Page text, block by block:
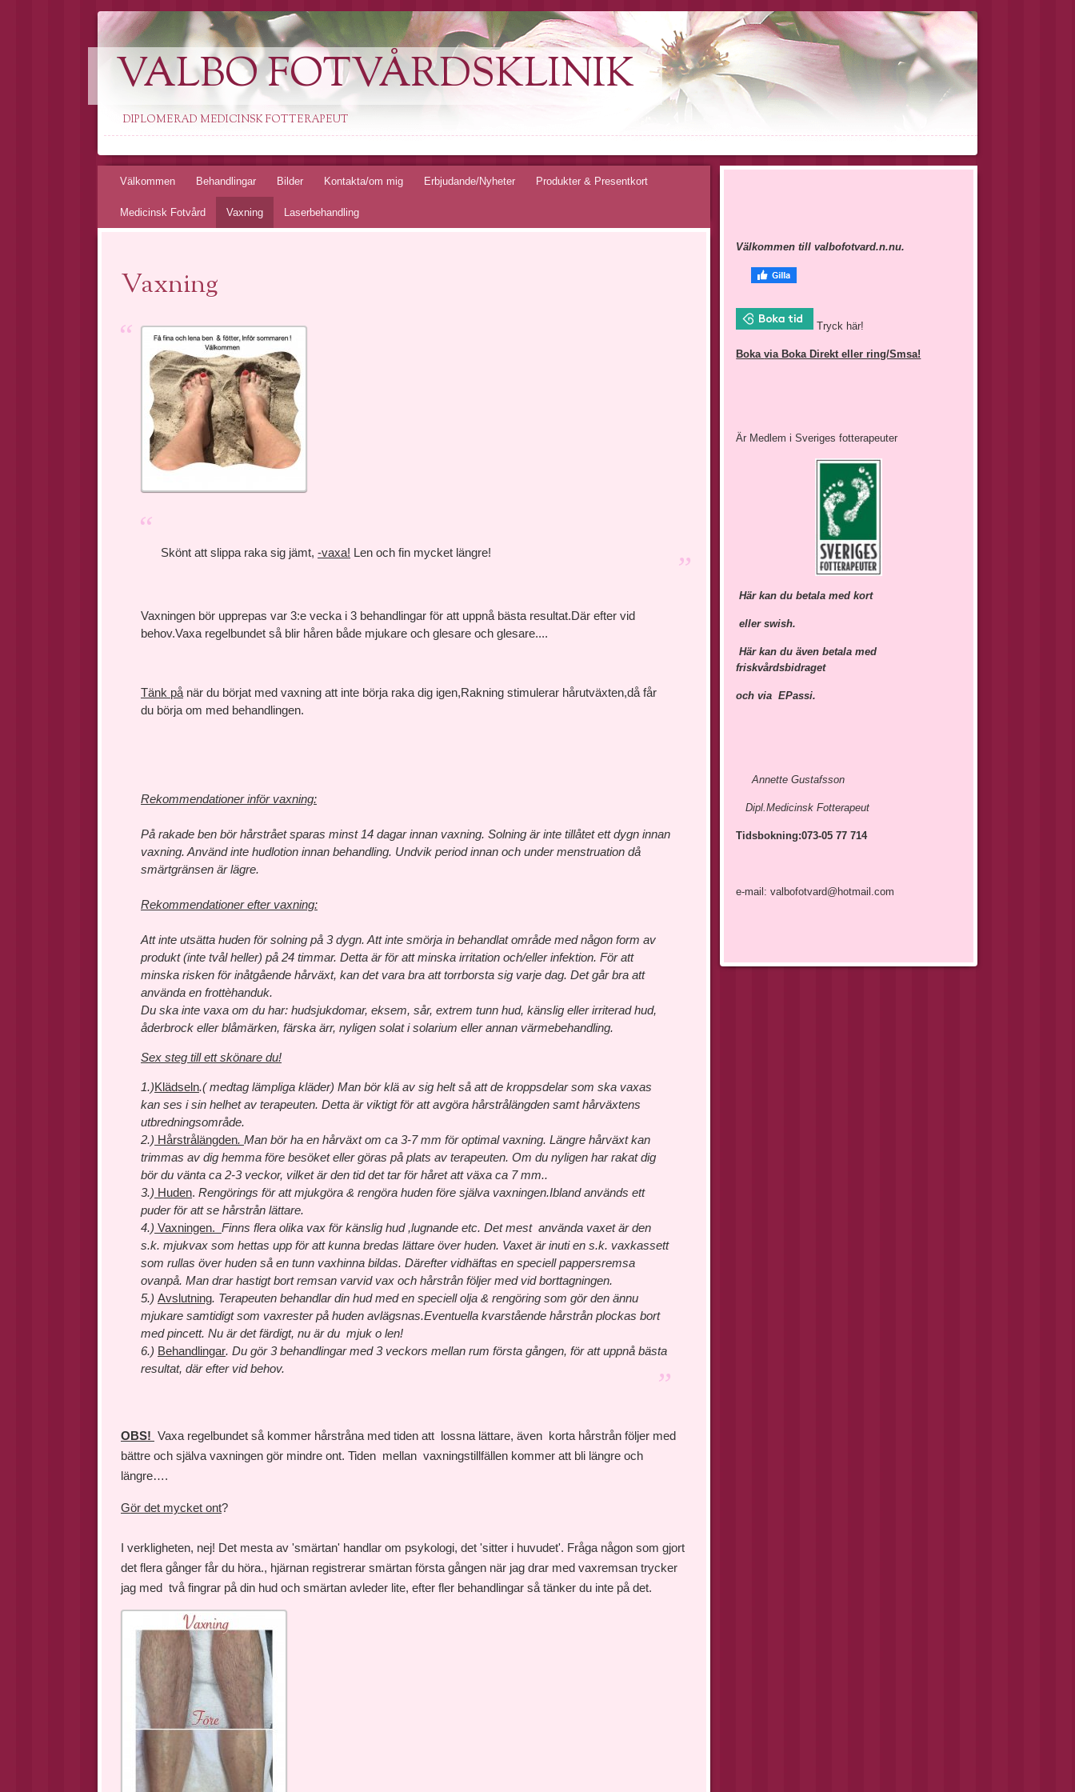
VALBO FOTVÅRDSKLINIK
DIPLOMERAD MEDICINSK FOTTERAPEUT
Välkommen Behandlingar Bilder Kontakta/om mig Erbjudande/Nyheter Produkter & Presentkort
Medicinsk Fotvård Vaxning Laserbehandling
Vaxning
Skönt att slippa raka sig jämt, -vaxa! Len och fin mycket längre!
Vaxningen bör upprepas var 3:e vecka i 3 behandlingar för att uppnå bästa resultat.Där efter vid
behov.Vaxa regelbundet så blir håren både mjukare och glesare och glesare....
Tänk på när du börjat med vaxning att inte börja raka dig igen,Rakning stimulerar hårutväxten,då får
du börja om med behandlingen.
Rekommendationer inför vaxning:
På rakade ben bör hårstrået sparas minst 14 dagar innan vaxning. Solning är inte tillåtet ett dygn innan
vaxning. Använd inte hudlotion innan behandling. Undvik period innan och under menstruation då
smärtgränsen är lägre.
Rekommendationer efter vaxning:
Att inte utsätta huden för solning på 3 dygn. Att inte smörja in behandlat område med någon form av
produkt (inte tvål heller) på 24 timmar. Detta är för att minska irritation och/eller infektion. För att
minska risken för inåtgående hårväxt, kan det vara bra att torrborsta sig varje dag. Det går bra att
använda en frottèhanduk.
Du ska inte vaxa om du har: hudsjukdomar, eksem, sår, extrem tunn hud, känslig eller irriterad hud,
åderbrock eller blåmärken, färska ärr, nyligen solat i solarium eller annan värmebehandling.
Sex steg till ett skönare du!
1.)Klädseln.( medtag lämpliga kläder) Man bör klä av sig helt så att de kroppsdelar som ska vaxas
kan ses i sin helhet av terapeuten. Detta är viktigt för att avgöra hårstrålängden samt hårväxtens
utbredningsområde.
2.) Hårstrålängden. Man bör ha en hårväxt om ca 3-7 mm för optimal vaxning. Längre hårväxt kan
trimmas av dig hemma före besöket eller göras på plats av terapeuten. Om du nyligen har rakat dig
bör du vänta ca 2-3 veckor, vilket är den tid det tar för håret att växa ca 7 mm..
3.) Huden. Rengörings för att mjukgöra & rengöra huden före själva vaxningen.Ibland används ett
puder för att se hårstrån lättare.
4.) Vaxningen. Finns flera olika vax för känslig hud ,lugnande etc. Det mest använda vaxet är den
s.k. mjukvax som hettas upp för att kunna bredas lättare över huden. Vaxet är inuti en s.k. vaxkassett
som rullas över huden så en tunn vaxhinna bildas. Därefter vidhäftas en speciell pappersremsa
ovanpå. Man drar hastigt bort remsan varvid vax och hårstrån följer med vid borttagningen.
5.) Avslutning. Terapeuten behandlar din hud med en speciell olja & rengöring som gör den ännu
mjukare samtidigt som vaxrester på huden avlägsnas.Eventuella kvarstående hårstrån plockas bort
med pincett. Nu är det färdigt, nu är du mjuk o len!
6.) Behandlingar. Du gör 3 behandlingar med 3 veckors mellan rum första gången, för att uppnå bästa
resultat, där efter vid behov.
OBS! Vaxa regelbundet så kommer hårstråna med tiden att lossna lättare, även korta hårstrån följer med
bättre och själva vaxningen gör mindre ont. Tiden mellan vaxningstillfällen kommer att bli längre och
längre….
Gör det mycket ont?
I verkligheten, nej! Det mesta av 'smärtan' handlar om psykologi, det 'sitter i huvudet'. Fråga någon som gjort
det flera gånger får du höra., hjärnan registrerar smärtan första gången när jag drar med vaxremsan trycker
jag med två fingrar på din hud och smärtan avleder lite, efter fler behandlingar så tänker du inte på det.
Välkommen till valbofotvard.n.nu.
Tryck här!
Bokavia Boka Direkt eller ring/Smsa!
Är Medlem i Sveriges fotterapeuter
Här kan du betala med kort
eller swish.
Här kan du ävenbetala med
friskvårdsbidraget
och via EPassi.
Annette Gustafsson
Dipl.Medicinsk Fotterapeut
Tidsbokning:073-05 77 714
e-mail:valbofotvard@hotmail.com